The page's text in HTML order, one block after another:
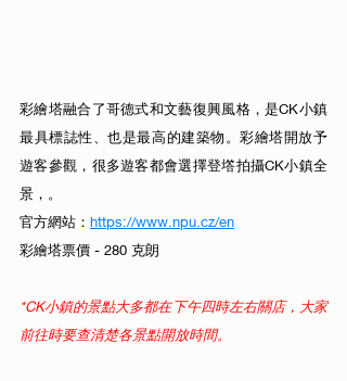
彩繪塔融合了哥德式和文藝復興風格，是CK小鎮
最具標誌性、也是最高的建築物。彩繪塔開放予
遊客參觀，很多遊客都會選擇登㙮拍攝CK小鎮全
景，。
官方網站： https://www.npu.cz/en
彩繪塔票價 - 280 克朗
*CK小鎮的景點大多都在下午四時左右關店，大家
前往時要查清楚各景點開放時間。